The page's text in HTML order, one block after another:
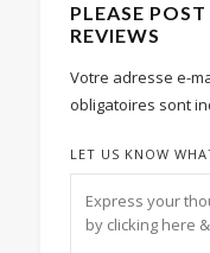
PLEASE
REVIEWS
Votre adresse e-
obligatoires sont
LET US KNOW